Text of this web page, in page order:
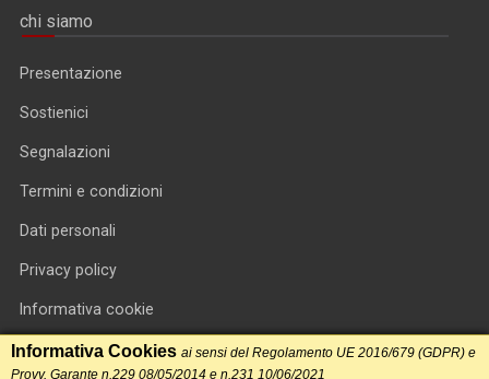
chi siamo
Presentazione
Sostienici
Segnalazioni
Termini e condizioni
Dati personali
Privacy policy
Informativa cookie
RSS feed
Informativa Cookies ai sensi del Regolamento UE 2016/679 (GDPR) e
Provv. Garante n.229 08/05/2014 e n.231 10/06/2021